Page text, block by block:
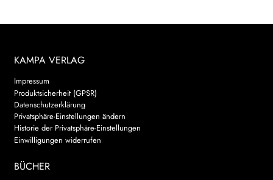
KAMPA VERLAG
Impressum
Produktsicherheit (GPSR)
Datenschutzerklärung
Privatsphäre-Einstellungen ändern
Historie der Privatsphäre-Einstellungen
Einwilligungen widerrufen
BÜCHER